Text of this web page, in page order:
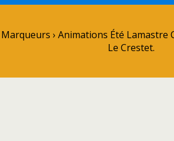
Marqueurs › Animations Été Lamastre
Le Crestet.